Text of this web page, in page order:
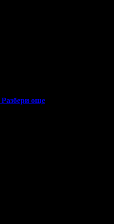
Разбери още